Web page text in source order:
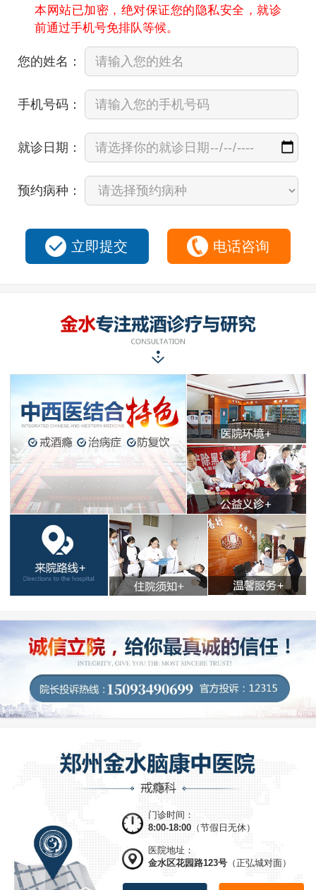
本网站已加密，绝对保证您的隐私安全，就诊
前通过手机号免排队等候。
您的姓名：
手机号码：
就诊日期：
预约病种：
立即提交 电话咨询
门诊时间：
8:00-18:00 （节假日无休）
医院地址：
金水区花园路123号 （正弘城对面）